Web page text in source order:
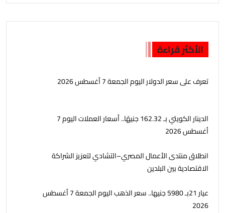
الأكثر قراءة
تعرف على سعر الدولار اليوم الجمعة 7 أغسطس 2026
الدينار الكويتي بـ 162.32 جنيهًا.. أسعار العملات اليوم 7
أغسطس 2026
انطلاق منتدى الأعمال المصري–التشادي لتعزيز الشراكة
الاقتصادية بين البلدين
عيار 21بـ 5980 جنيها.. سعر الذهب اليوم الجمعة 7 أغسطس
2026